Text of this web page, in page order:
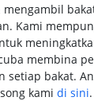
mengambil
Kami
membina
setiap bakat.
kami di sini.